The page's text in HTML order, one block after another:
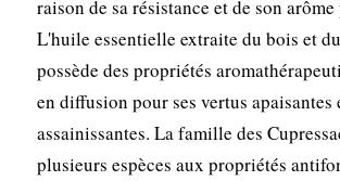
raison de sa résistance et de son
L'huile essentielle extraite du bois et
possède des propriétés
en diffusion pour ses vertus apaisantes
assainissantes. La famille des
plusieurs espèces aux propriétés